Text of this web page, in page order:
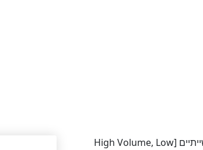
מאווררי תקרה תעשייתיים [High Volume, Low